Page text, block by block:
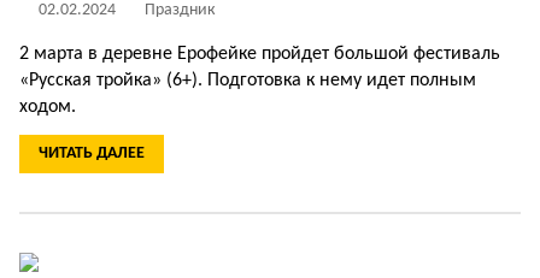
02.02.2024 Праздник
2 марта в деревне Ерофейке пройдет большой фестиваль
«Русская тройка» (6+). Подготовка к нему идет полным
ходом.
ЧИТАТЬ ДАЛЕЕ